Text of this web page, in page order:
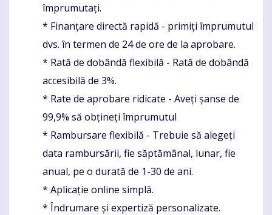
împrumutați.
* Finanțare directă rapidă - primiți împrumutul
dvs. în termen de 24 de ore de la aprobare.
* Rată de dobândă flexibilă - Rată de dobândă
accesibilă de 3%.
* Rate de aprobare ridicate - Aveți șanse de
99,9% să obțineți împrumutul
* Rambursare flexibilă - Trebuie să alegeți
data rambursării, fie săptămânal, lunar, fie
anual, pe o durată de 1-30 de ani.
* Aplicație online simplă.
* Îndrumare și expertiză personalizate.